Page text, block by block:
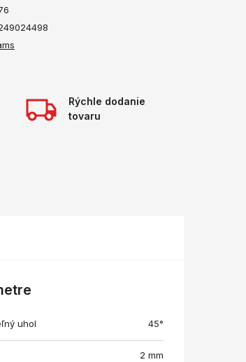
Rýchle dodanie
tovaru
uhol 45°
2 mm